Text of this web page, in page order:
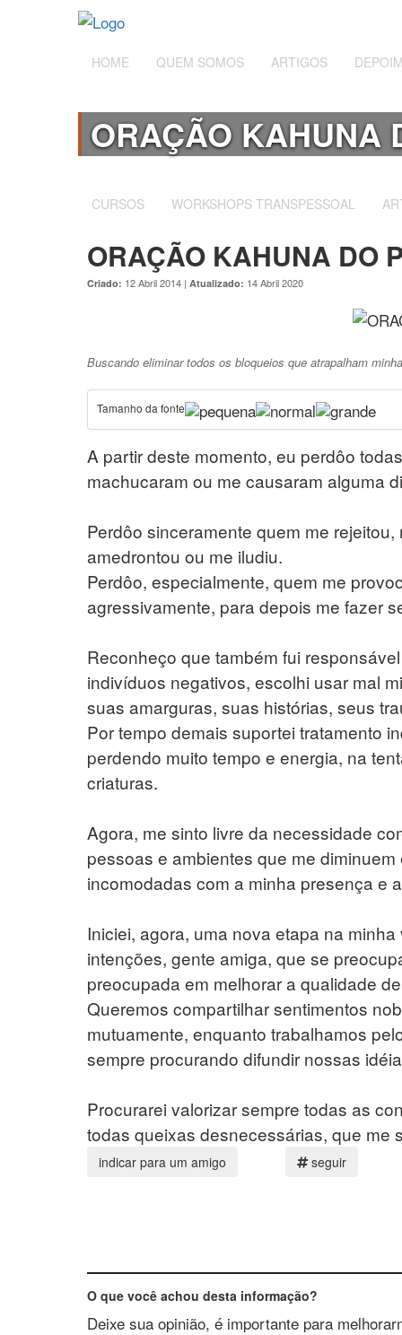
HOME QUEM SOMOS ARTIGOS
ORAÇÃO KAHUNA
CURSOS WORKSHOPS TRANSPESSOAL
ORAÇÃO KAHUNA DO
Criado: 12 Abril 2014 | Atualizado: 14 Abril 2020
Buscando eliminar todos os bloqueios que atrapalham
Tamanho da fonte
A partir deste momento, eu perdôo
machucaram ou me causaram alguma
Perdôo sinceramente quem me
amedrontou ou me iludiu.
Perdôo, especialmente, quem me
agressivamente, para depois me fazer
Reconheço que também fui
indivíduos negativos, escolhi usar mal
suas amarguras, suas histórias, seus
Por tempo demais suportei tratamento
perdendo muito tempo e energia, na
criaturas.
Agora, me sinto livre da necessidade
pessoas e ambientes que me
incomodadas com a minha presença e
Iniciei, agora, uma nova etapa na
intenções, gente amiga, que se
preocupada em melhorar a qualidade
Queremos compartilhar sentimentos
mutuamente, enquanto trabalhamos
sempre procurando difundir nossas
Procurarei valorizar sempre todas as
todas queixas desnecessárias, que me
seguir
O que você achou desta informação?
Deixe sua opinião, é importante para